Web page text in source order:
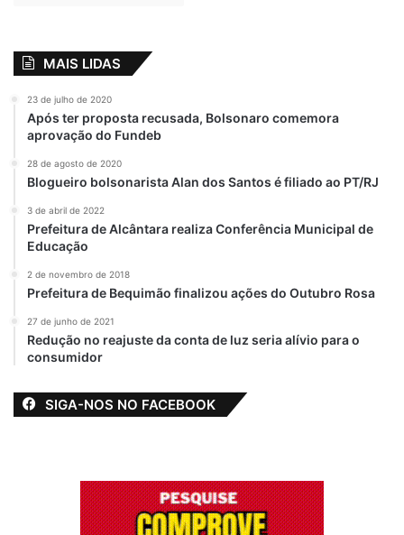
MAIS LIDAS
23 de julho de 2020
Após ter proposta recusada, Bolsonaro comemora
aprovação do Fundeb
28 de agosto de 2020
Blogueiro bolsonarista Alan dos Santos é filiado ao PT/RJ
3 de abril de 2022
Prefeitura de Alcântara realiza Conferência Municipal de
Educação
2 de novembro de 2018
Prefeitura de Bequimão finalizou ações do Outubro Rosa
27 de junho de 2021
Redução no reajuste da conta de luz seria alívio para o
consumidor
SIGA-NOS NO FACEBOOK